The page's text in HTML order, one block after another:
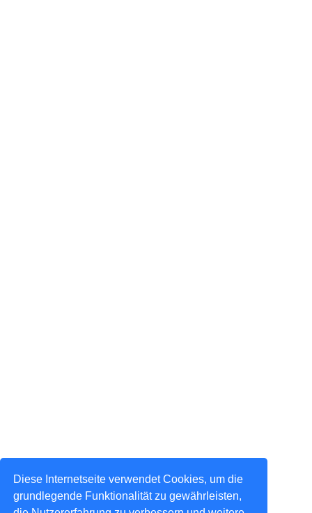
Diese Internetseite verwendet Cookies, um die
grundlegende Funktionalität zu gewährleisten,